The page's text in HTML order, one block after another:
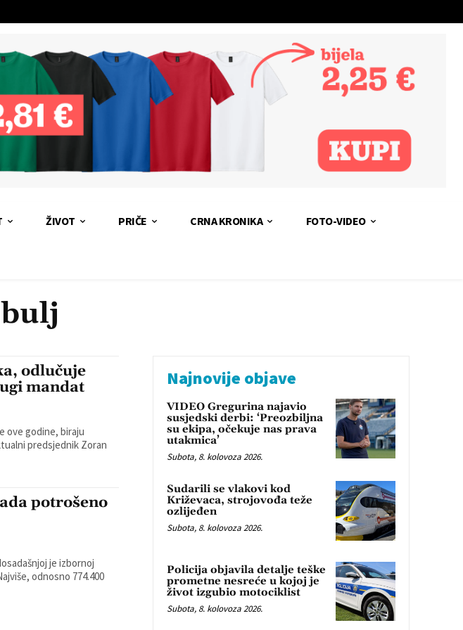
ŽIVOT PRIČE CRNA KRONIKA FOTO-VIDEO
odlučuje
mandat
ove godine, biraju
predsjednik Zoran
potrošeno
je izbornoj
odnosno 774.400
Najnovije objave
VIDEO Gregurina najavio
susjedski derbi: ‘Preozbiljna
su ekipa, očekuje nas prava
utakmica’
Subota, 8. kolovoza 2026.
Sudarili se vlakovi kod
Križevaca, strojovođa teže
ozlijeđen
Subota, 8. kolovoza 2026.
Policija objavila detalje teške
prometne nesreće u kojoj je
život izgubio motociklist
Subota, 8. kolovoza 2026.